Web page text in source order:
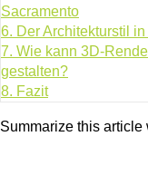
Sacramento
6. Der Architekturstil
7. Wie kann 3D-
gestalten?
8. Fazit
Summarize this article